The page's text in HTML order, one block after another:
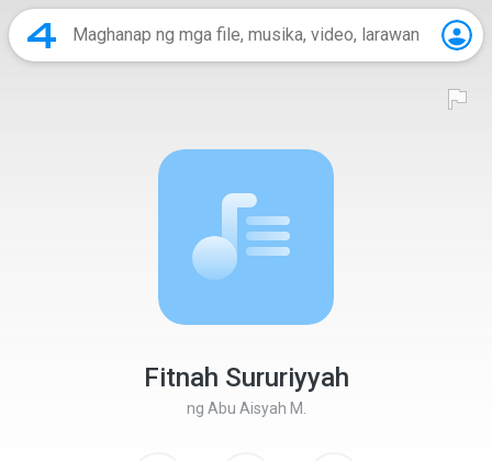
Fitnah Sururiyyah
ng Abu Aisyah M.